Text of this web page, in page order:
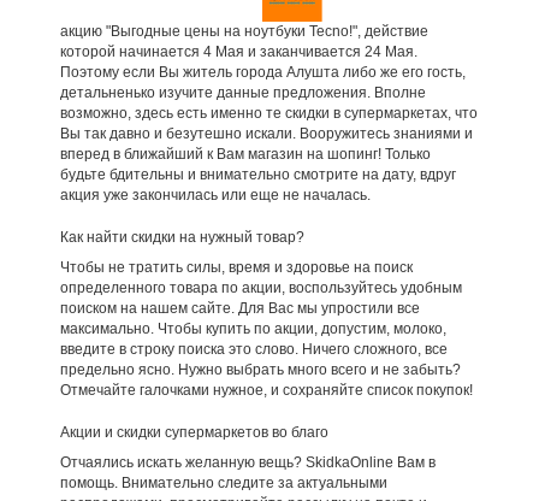
акцию "Выгодные цены на ноутбуки Tecno!", действие
которой начинается 4 Мая и заканчивается 24 Мая.
Поэтому если Вы житель города Алушта либо же его гость,
детальненько изучите данные предложения. Вполне
возможно, здесь есть именно те скидки в супермаркетах, что
Вы так давно и безутешно искали. Вооружитесь знаниями и
вперед в ближайший к Вам магазин на шопинг! Только
будьте бдительны и внимательно смотрите на дату, вдруг
акция уже закончилась или еще не началась.
Как найти скидки на нужный товар?
Чтобы не тратить силы, время и здоровье на поиск
определенного товара по акции, воспользуйтесь удобным
поиском на нашем сайте. Для Вас мы упростили все
максимально. Чтобы купить по акции, допустим, молоко,
введите в строку поиска это слово. Ничего сложного, все
предельно ясно. Нужно выбрать много всего и не забыть?
Отмечайте галочками нужное, и сохраняйте список покупок!
Акции и скидки супермаркетов во благо
Отчаялись искать желанную вещь? SkidkaOnline Вам в
помощь. Внимательно следите за актуальными